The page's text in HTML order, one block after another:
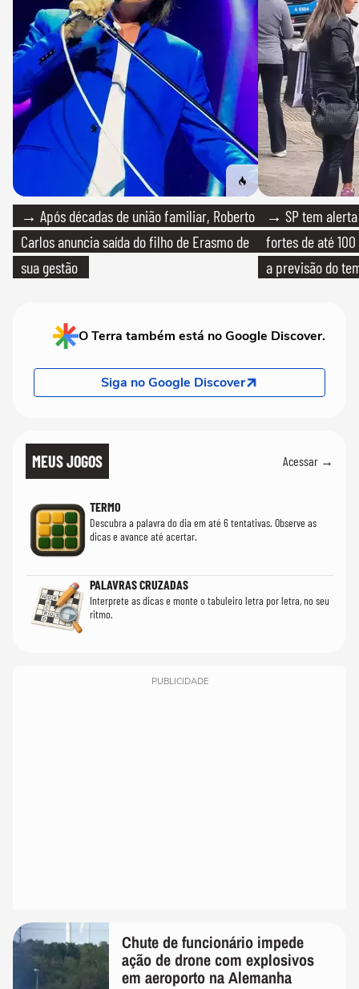
→ Após décadas de união familiar, Roberto
Carlos anuncia saída do filho de Erasmo de
sua gestão
→ SP tem
fortes de até
a previsão do
O Terra também está no Google Discover.
Siga no Google Discover
MEUS JOGOS Acessar →
TERMO
Descubra a palavra do dia em até 6 tentativas. Observe as
dicas e avance até acertar.
PALAVRAS CRUZADAS
Interprete as dicas e monte o tabuleiro letra por letra, no seu
ritmo.
PUBLICIDADE
Chute de funcionário impede
ação de drone com explosivos
em aeroporto na Alemanha